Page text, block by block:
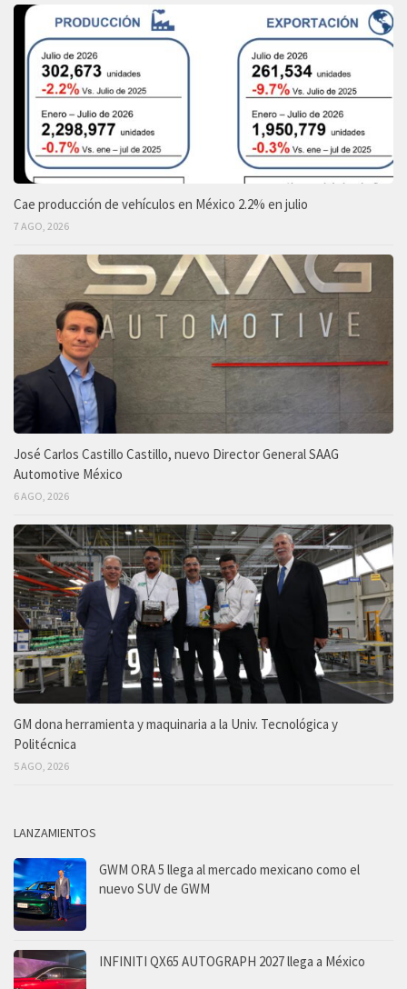
Cae producción de vehículos en México 2.2% en julio
7 AGO, 2026
José Carlos Castillo Castillo, nuevo Director General SAAG
Automotive México
6 AGO, 2026
GM dona herramienta y maquinaria a la Univ. Tecnológica y
Politécnica
5 AGO, 2026
LANZAMIENTOS
GWM ORA 5 llega al mercado mexicano como el
nuevo SUV de GWM
INFINITI QX65 AUTOGRAPH 2027 llega a México